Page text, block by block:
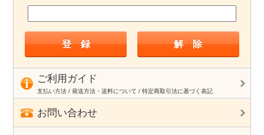
ご利用ガイド
支払い方法 / 発送方法・送料について / 特定商取引法に基づく表記
お問い合わせ